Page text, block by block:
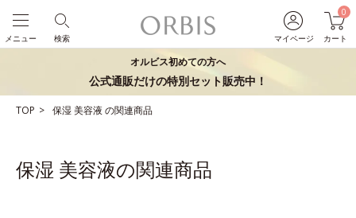
マイページ
0
カート
検索
メニュー
オルビス初めての方へ
公式通販だけの特別セット販売中！
TOP 保湿美容液の関連商品
保湿 美容液の関連商品